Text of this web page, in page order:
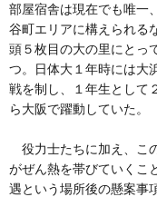
部屋宿舎は現在でも唯一
谷町エリアに構えられる
頭５枚目の大の里にとっ
つ。日体大１年時には大
戦を制し、１年生として
ら大阪で躍動していた。
役力士たちに加え、こ
がぜん熱を帯びていくこ
遇という場所後の懸案事